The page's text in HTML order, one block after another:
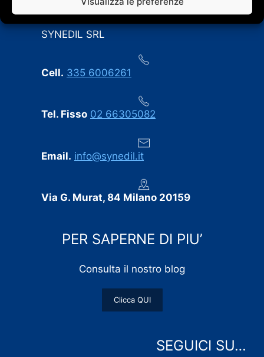
CONTATTI
SYNEDIL SRL
Cell. 335 6006261
Tel. Fisso 02 66305082
Email. info@synedil.it
Via G. Murat, 84 Milano 20159
PER SAPERNE DI PIU’
Consulta il nostro blog
Clicca QUI
SEGUICI SU…